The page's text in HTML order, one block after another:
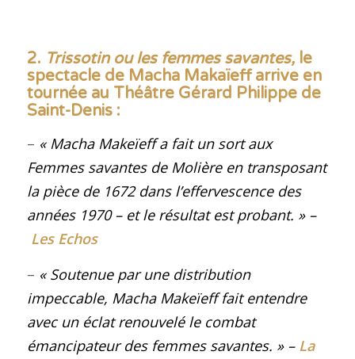
2. Trissotin ou les femmes savantes,le
spectacle de Macha Makaïeff arrive en
tournée au Théâtre Gérard Philippe de
Saint-Denis :
– « Macha Makeïeff a fait un sort aux
Femmes savantes de Molière en transposant
la pièce de 1672 dans l’effervescence des
années 1970 – et le résultat est probant. » –
Les Echos
– « Soutenue par une distribution
impeccable, Macha Makeïeff fait entendre
avec un éclat renouvelé le combat
émancipateur des femmes savantes. » – La